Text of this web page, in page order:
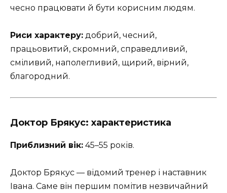
чесно працювати й бути корисним людям.
Риси характеру: добрий, чесний,
працьовитий, скромний, справедливий,
сміливий, наполегливий, щирий, вірний,
благородний.
Доктор Брякус: характеристика
Приблизний вік: 45–55 років.
Доктор Брякус — відомий тренер і наставник
Івана. Саме він першим помітив незвичайний